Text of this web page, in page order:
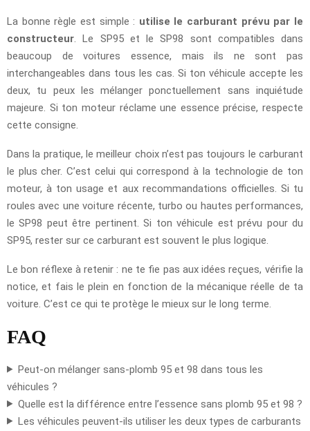
La bonne règle est simple : utilise le carburant prévu par le
constructeur . Le SP95 et le SP98 sont compatibles dans
beaucoup de voitures essence, mais ils ne sont pas
interchangeables dans tous les cas. Si ton véhicule accepte les
deux, tu peux les mélanger ponctuellement sans inquiétude
majeure. Si ton moteur réclame une essence précise, respecte
cette consigne.
Dans la pratique, le meilleur choix n’est pas toujours le carburant
le plus cher. C’est celui qui correspond à la technologie de ton
moteur, à ton usage et aux recommandations officielles. Si tu
roules avec une voiture récente, turbo ou hautes performances,
le SP98 peut être pertinent. Si ton véhicule est prévu pour du
SP95, rester sur ce carburant est souvent le plus logique.
Le bon réflexe à retenir : ne te fie pas aux idées reçues, vérifie la
notice, et fais le plein en fonction de la mécanique réelle de ta
voiture. C’est ce qui te protège le mieux sur le long terme.
FAQ
Peut-on mélanger sans-plomb 95 et 98 dans tous les
véhicules ?
Quelle est la différence entre l’essence sans plomb 95 et 98 ?
Les véhicules peuvent-ils utiliser les deux types de carburants